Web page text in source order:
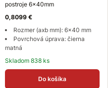
postroje 6x40mm
0,8099 €
Rozmer (axb mm): 6x40 mm
Povrchová úprava: čierna
matná
Skladom 838 ks
Do košíka